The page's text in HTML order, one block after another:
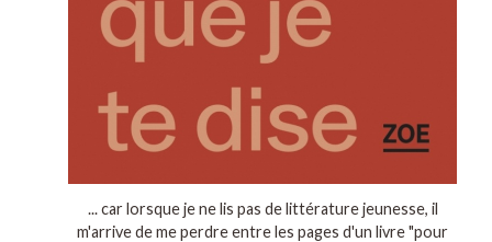
... car lorsque je ne lis pas de littérature jeunesse, il
m'arrive de me perdre entre les pages d'un livre "pour